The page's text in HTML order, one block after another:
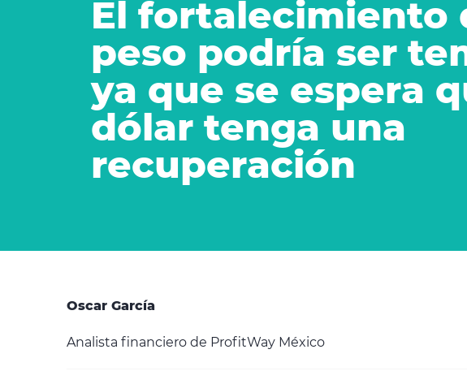
El fortalecimiento
peso podría ser
ya que se espera
dólar tenga una
recuperación
Oscar García
Analista financiero de ProfitWay México